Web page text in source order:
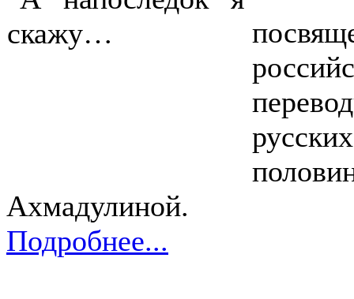
Ахмадулиной.
Подробнее...